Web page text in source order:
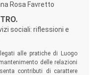
Rosa Favretto
sociali: riflessioni e
alle pratiche di Luogo
delle relazioni
contributi di carattere